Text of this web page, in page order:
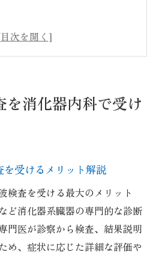
専門性が安心に繋がる理由
る腹部超音波検査の安全性
の基準と守山市でのポイン
の良い消化器内科の特徴とは
すすめ選び方と守山市の傾
を消化器内科で受け
受けるメリット解説
検査を受ける最大のメリット
ど消化器系臓器の専門的な診断
門医が診察から検査、結果説明
め、症状に応じた詳細な評価や